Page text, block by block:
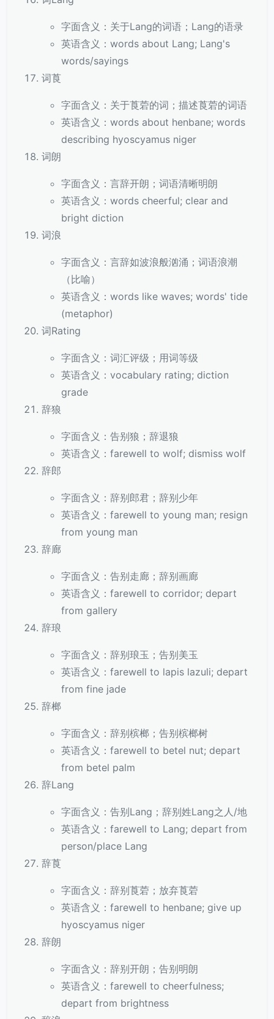
字面含义：关于Lang的词语；Lang的语录
英语含义：words about Lang; Lang's
words/sayings
词莨
字面含义：关于莨菪的词；描述莨菪的词语
英语含义：words about henbane; words
describing hyoscyamus niger
词朗
字面含义：言辞开朗；词语清晰明朗
英语含义：words cheerful; clear and
bright diction
词浪
字面含义：言辞如波浪般汹涌；词语浪潮
（比喻）
英语含义：words like waves; words' tide
(metaphor)
词Rating
字面含义：词汇评级；用词等级
英语含义：vocabulary rating; diction
grade
辞狼
字面含义：告别狼；辞退狼
英语含义：farewell to wolf; dismiss wolf
辞郎
字面含义：辞别郎君；辞别少年
英语含义：farewell to young man; resign
from young man
辞廊
字面含义：告别走廊；辞别画廊
英语含义：farewell to corridor; depart
from gallery
辞琅
字面含义：辞别琅玉；告别美玉
英语含义：farewell to lapis lazuli; depart
from fine jade
辞榔
字面含义：辞别槟榔；告别槟榔树
英语含义：farewell to betel nut; depart
from betel palm
辞Lang
字面含义：告别Lang；辞别姓Lang之人/地
英语含义：farewell to Lang; depart from
person/place Lang
辞莨
字面含义：辞别莨菪；放弃莨菪
英语含义：farewell to henbane; give up
hyoscyamus niger
辞朗
字面含义：辞别开朗；告别明朗
英语含义：farewell to cheerfulness;
depart from brightness